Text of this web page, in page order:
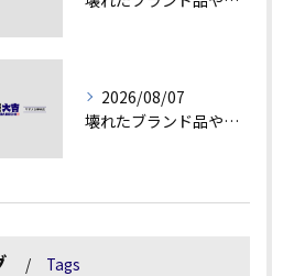
2026/08/07
壊れたブランド品や古物の価値を見極める秘訣
Tags